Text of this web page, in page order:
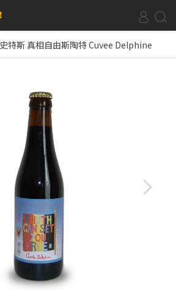
史特斯 真相自由斯陶特 Cuvee Delphine